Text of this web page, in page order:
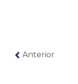
Anterior